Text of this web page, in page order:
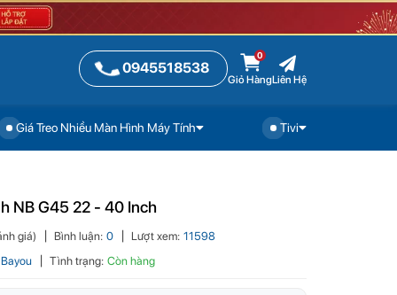
0945518538
0
Giỏ HàngLiên Hệ
Giá Treo Nhiều Màn Hình Máy Tính Tivi
NB G45 22 - 40 Inch
giá) Bình luận: 0 Lượt xem: 11598
Tình trạng: Còn hàng